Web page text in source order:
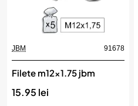
JBM 91678
Filete m12x1.75 jbm
15.95 lei